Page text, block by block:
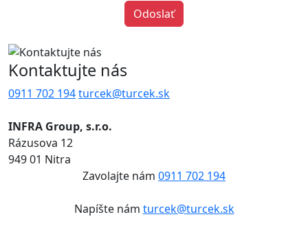
Kontaktujte nás
0911 702 194turcek@turcek.sk
INFRA Group, s.r.o.
Rázusova 12
949 01 Nitra
Zavolajte nám 0911 702 194
Napíšte nám turcek@turcek.sk